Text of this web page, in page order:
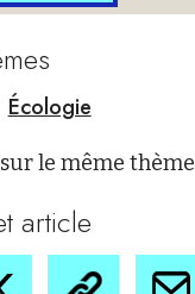
Écologie
le même thème
article